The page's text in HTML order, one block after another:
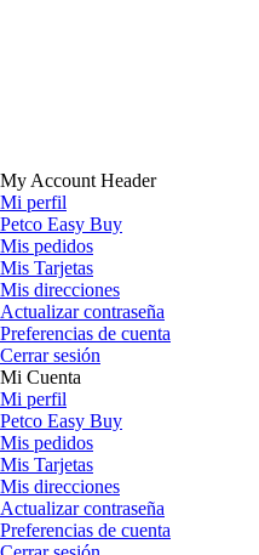
My Account Header
Mi perfil
Petco Easy Buy
Mis pedidos
Mis Tarjetas
Mis direcciones
Actualizar contraseña
Preferencias de cuenta
Cerrar sesión
Mi Cuenta
Mi perfil
Petco Easy Buy
Mis pedidos
Mis Tarjetas
Mis direcciones
Actualizar contraseña
Preferencias de cuenta